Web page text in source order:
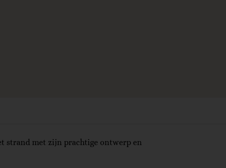
strand met zijn prachtige ontwerp en